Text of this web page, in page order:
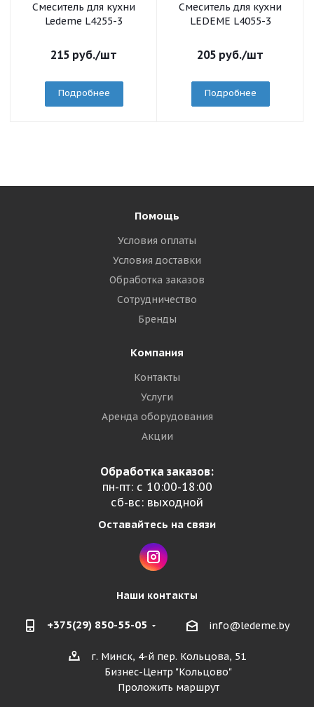
Смеситель для кухни
Ledeme L4255-3
215 руб./шт
Подробнее
Смеситель для кухни
LEDEME L4055-3
205 руб./шт
Подробнее
Помощь
Условия оплаты
Условия доставки
Обработка заказов
Сотрудничество
Бренды
Компания
Контакты
Услуги
Аренда оборудования
Акции
Обработка заказов:
пн-пт: с 10:00-18:00
сб-вс: выходной
Оставайтесь на связи
Наши контакты
+375(29) 850-55-05 info@ledeme.by
г. Минск, 4-й пер. Кольцова, 51
Бизнес-Центр "Кольцово"
Проложить маршрут